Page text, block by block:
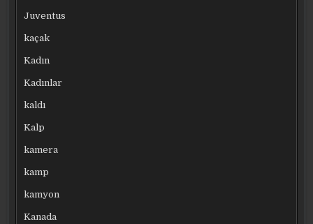
Juventus
kaçak
Kadın
Kadınlar
kaldı
Kalp
kamera
kamp
kamyon
Kanada